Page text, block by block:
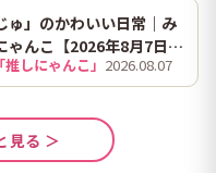
ゅ」のかわいい日常｜み
ゃんこ【2026年8月7日
しにゃんこ」 2026.08.07
見る ＞